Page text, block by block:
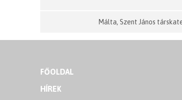
Málta, Szent János
FŐOLDAL
HÍREK